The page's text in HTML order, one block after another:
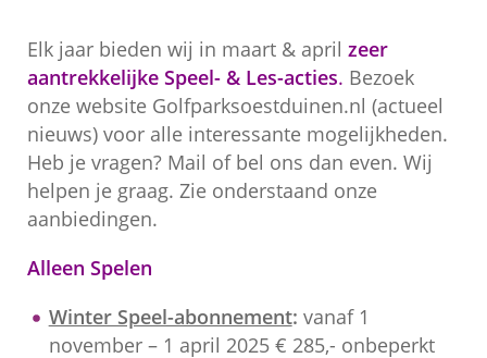
Elk jaar bieden wij in maart & april zeer
aantrekkelijke Speel- & Les-acties. Bezoek
onze website Golfparksoestduinen.nl (actueel
nieuws) voor alle interessante mogelijkheden.
Heb je vragen? Mail of bel ons dan even. Wij
helpen je graag. Zie onderstaand onze
aanbiedingen.
Alleen Spelen
Winter Speel-abonnement: vanaf 1
november – 1 april 2025 € 285,- onbeperkt